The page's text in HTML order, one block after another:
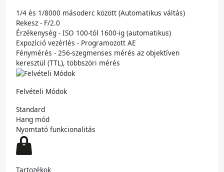
1/4 és 1/8000 másoderc között (Automatikus váltás)
Rekesz - F/2.0
Érzékenység - ISO 100-tól 1600-ig (automatikus)
Expozíció vezérlés - Programozott AE
Fénymérés - 256-szegmenses mérés az objektíven
keresztül (TTL), többszöri mérés
Felvételi Módok
Standard
Hang mód
Nyomtató funkcionalitás
Tartozékok